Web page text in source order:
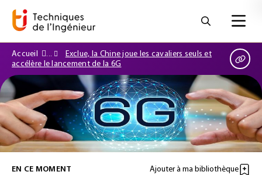
Accueil
Exclue, la Chine joue les cavaliers seuls et
accélère le lancement de la 6G
EN CE MOMENT Ajouter à ma bibliothèque